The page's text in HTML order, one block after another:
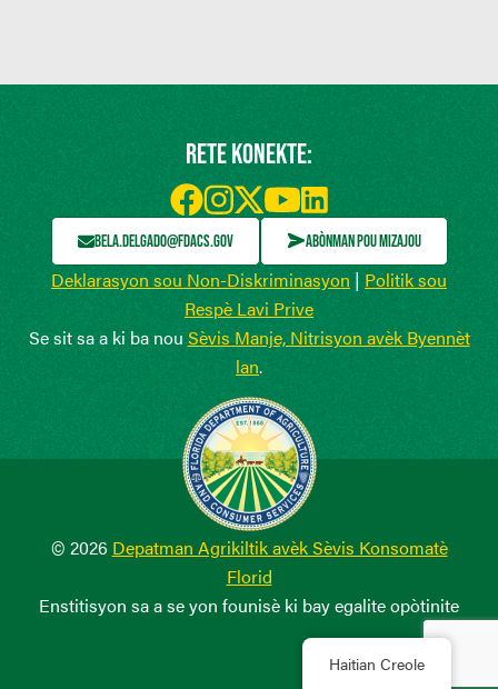
RETE KONEKTE:
BELA.DELGADO@FDACS.GOV ABÒNMAN POU MIZAJOU
Deklarasyon sou Non-Diskriminasyon | Politik sou
Respè Lavi Prive
Se sit sa a ki ba nou Sèvis Manje, Nitrisyon avèk Byennèt
lan.
© 2026 Depatman Agrikiltik avèk Sèvis Konsomatè
Florid
Enstitisyon sa a se yon founisè ki bay egalite opòtinite
Haitian Creole